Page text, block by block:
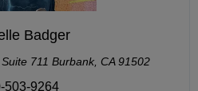
Badger
711 Burbank, CA 91502
503-9264